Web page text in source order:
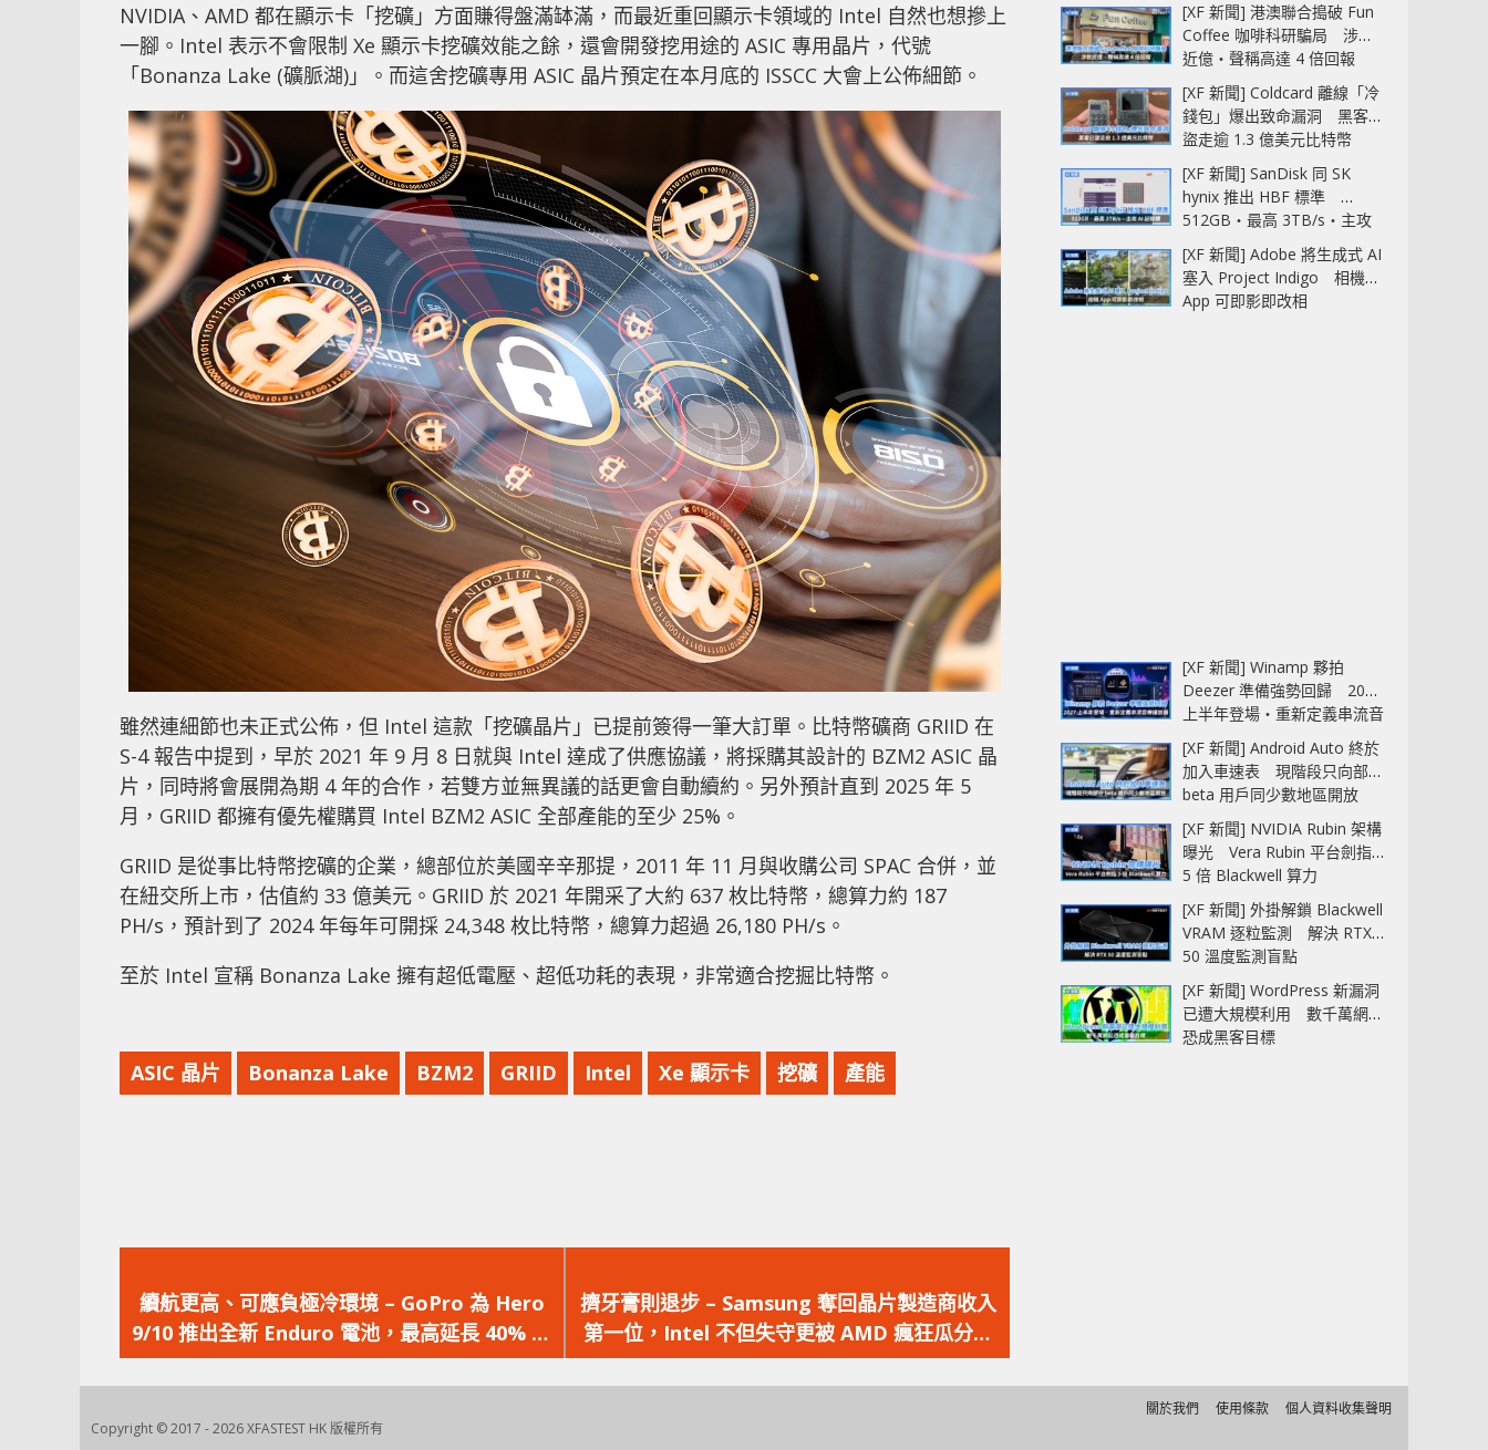
NVIDIA、AMD 都在顯示卡「挖礦」方面賺得盤滿缽滿，而最近重回顯示卡領域的 Intel 自然也想摻上
一腳。Intel 表示不會限制 Xe 顯示卡挖礦效能之餘，還會開發挖用途的 ASIC 專用晶片，代號
「Bonanza Lake (礦脈湖)」。而這舍挖礦專用 ASIC 晶片預定在本月底的 ISSCC 大會上公佈細節。
雖然連細節也未正式公佈，但 Intel 這款「挖礦晶片」已提前簽得一筆大訂單。比特幣礦商 GRIID 在
S-4 報告中提到，早於 2021 年 9 月 8 日就與 Intel 達成了供應協議，將採購其設計的 BZM2 ASIC 晶
片，同時將會展開為期 4 年的合作，若雙方並無異議的話更會自動續約。另外預計直到 2025 年 5
月，GRIID 都擁有優先權購買 Intel BZM2 ASIC 全部產能的至少 25%。
GRIID 是從事比特幣挖礦的企業，總部位於美國辛辛那提，2011 年 11 月與收購公司 SPAC 合併，並
在紐交所上市，估值約 33 億美元。GRIID 於 2021 年開采了大約 637 枚比特幣，總算力約 187
PH/s，預計到了 2024 年每年可開採 24,348 枚比特幣，總算力超過 26,180 PH/s。
至於 Intel 宣稱 Bonanza Lake 擁有超低電壓、超低功耗的表現，非常適合挖掘比特幣。
ASIC 晶片 Bonanza Lake BZM2 GRIID Intel Xe 顯示卡 挖礦 產能
一
篇
文
章：
續航更高、可應負極冷環境 – GoPro 為 Hero
9/10 推出全新 Enduro 電池，最高延長 40% 續
航力
一
篇
文
章：
擠牙膏則退步 – Samsung 奪回晶片製造商收入
第一位，Intel 不但失守更被 AMD 瘋狂瓜分市
佔
[XF 新聞] 港澳聯合搗破 Fun
Coffee 咖啡科研騙局 涉款
近億‧聲稱高達 4 倍回報
[XF 新聞] Coldcard 離線「冷
錢包」爆出致命漏洞 黑客已
盜走逾 1.3 億美元比特幣
[XF 新聞] SanDisk 同 SK
hynix 推出 HBF 標準
512GB‧最高 3TB/s‧主攻
AI 記憶體
[XF 新聞] Adobe 將生成式 AI
塞入 Project Indigo 相機
App 可即影即改相
[XF 新聞] Winamp 夥拍
Deezer 準備強勢回歸 2027
上半年登場‧重新定義串流音
樂播放器
[XF 新聞] Android Auto 終於
加入車速表 現階段只向部分
beta 用戶同少數地區開放
[XF 新聞] NVIDIA Rubin 架構
曝光 Vera Rubin 平台劍指
5 倍 Blackwell 算力
[XF 新聞] 外掛解鎖 Blackwell
VRAM 逐粒監測 解決 RTX
50 溫度監測盲點
[XF 新聞] WordPress 新漏洞
已遭大規模利用 數千萬網站
恐成黑客目標
Copyright © 2017 - 2026 XFASTEST HK 版權所有
關於我們 使用條款 個人資料收集聲明